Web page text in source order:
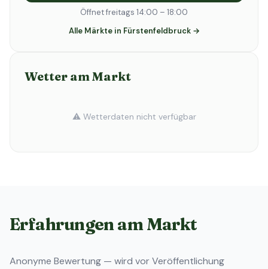
Öffnet freitags 14:00 – 18:00
Alle Märkte in Fürstenfeldbruck →
Wetter am Markt
⚠️ Wetterdaten nicht verfügbar
Erfahrungen am Markt
Anonyme Bewertung — wird vor Veröffentlichung